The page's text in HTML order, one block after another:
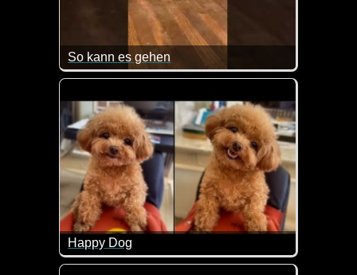
So kann es gehen
Vielleicht ist das dem ein oder anderen auch
Happy Dog
Hier kommt gute Laune mit diesen fröhlichen